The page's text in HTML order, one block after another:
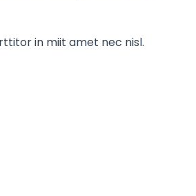
in miit amet nec nisl.